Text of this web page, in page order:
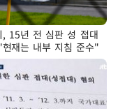
, 15년 전 심판 성 접대
재는 내부 지침 준수"